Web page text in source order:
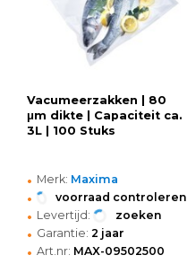
Vacumeerzakken | 80
μm dikte | Capaciteit ca.
3L | 100 Stuks
• Merk: Maxima
• voorraad controleren
• Levertijd: zoeken
• Garantie: 2 jaar
• Art.nr: MAX-09502500